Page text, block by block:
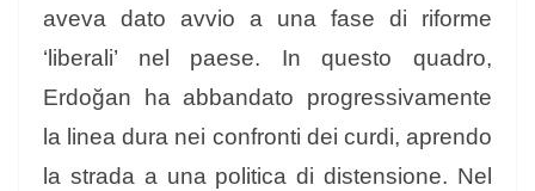
aveva dato avvio a una fase di riforme
‘liberali’ nel paese. In questo quadro,
Erdoğan ha abbandato progressivamente
la linea dura nei confronti dei curdi, aprendo
la strada a una politica di distensione. Nel